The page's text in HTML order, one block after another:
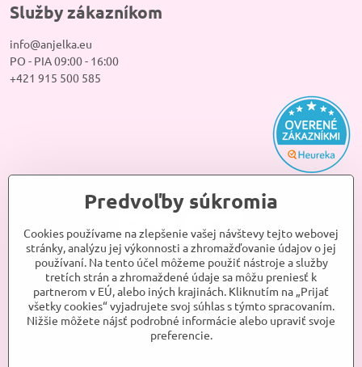
Služby zákazníkom
info@anjelka.eu
PO - PIA 09:00 - 16:00
+421 915 500 585
Predvoľby súkromia
Cookies používame na zlepšenie vašej návštevy tejto webovej
stránky, analýzu jej výkonnosti a zhromažďovanie údajov o jej
používaní. Na tento účel môžeme použiť nástroje a služby
tretích strán a zhromaždené údaje sa môžu preniesť k
partnerom v EÚ, alebo iných krajinách. Kliknutím na „Prijať
všetky cookies“ vyjadrujete svoj súhlas s týmto spracovaním.
Nižšie môžete nájsť podrobné informácie alebo upraviť svoje
preferencie.